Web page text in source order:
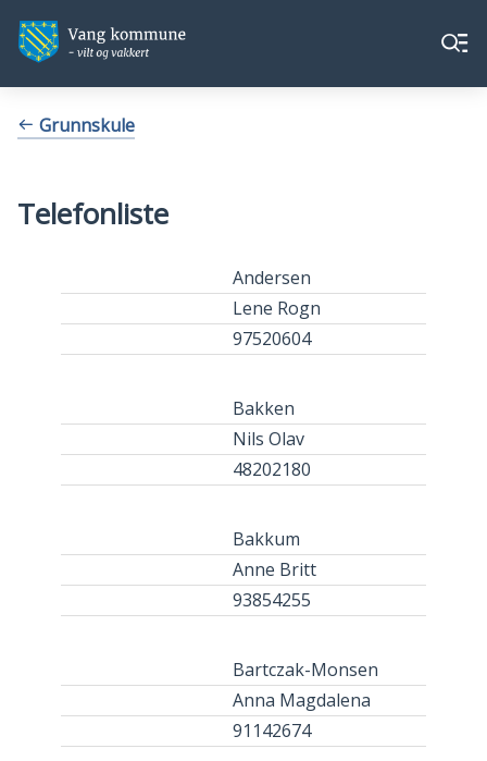
Vang
kommune
Vang
kommune
Meny
DuGrunnskule
Telefonliste
Andersen
Lene Rogn
97520604
Bakken
Nils Olav
48202180
Bakkum
Anne Britt
93854255
Bartczak-Monsen
Anna Magdalena
91142674